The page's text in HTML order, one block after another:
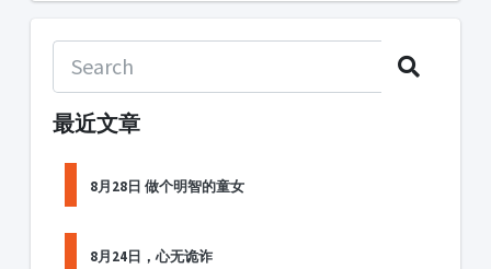
最近文章
8月28日 做个明智的童女
8月24日，心无诡诈